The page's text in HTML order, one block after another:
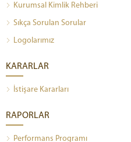
Kurumsal Kimlik Rehberi
Sıkça Sorulan Sorular
Logolarımız
KARARLAR
İstişare Kararları
RAPORLAR
Performans Programı